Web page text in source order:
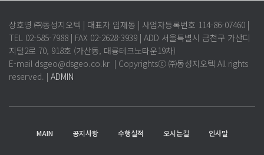
상호명 ㈜동성지오텍 | 대표자 임재동 | 사업자등록번호 114-86-07460 |
TEL 02-585-7988 | FAX 02-2628-3939 | ADD 서울특별시 금천구 가산디
지털2로 70, 918호 (가산동, 대륭테크노타운19차)
E-mail dsgeo@dsgeo.co.kr | Copyrightsⓒ ㈜동성지오텍 All rights
reserved. | ADMIN
MAIN 공지사항 수행실적 오시는길 인사말